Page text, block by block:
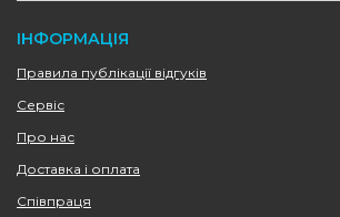
ІНФОРМАЦІЯ
Правила публікації відгуків
Сервіс
Про нас
Доставка і оплата
Співпраця